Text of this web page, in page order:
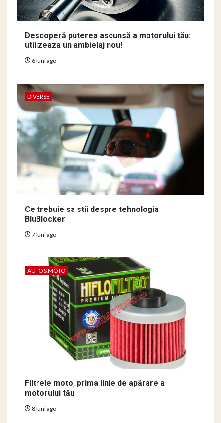
Descoperă puterea ascunsă a motorului tău:
utilizeaza un ambielaj nou!
6 luni ago
DIVERSE
Ce trebuie sa stii despre tehnologia
BluBlocker
7 luni ago
AUTO&MOTO
Filtrele moto, prima linie de apărare a
motorului tău
8 luni ago